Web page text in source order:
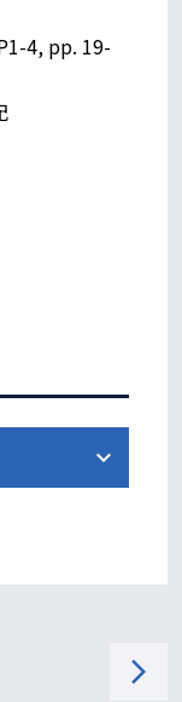
4, pp. 19-
arrow_forward_ios